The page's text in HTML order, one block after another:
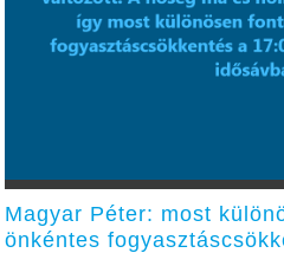
Magyar Péter: most
önkéntes